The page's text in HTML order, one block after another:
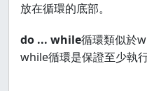
放在循環的底部。
do ... while循環類似於
while循環是保證至少執行